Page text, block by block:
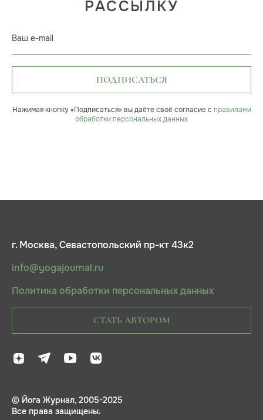
РАССЫЛКУ
Ваш e-mail
ПОДПИСАТЬСЯ
Нажимая кнопку «Подписаться» вы даёте своё согласие с правилами
обработки персональных данных
г. Москва, Севастопольский пр-кт 43к2
info@yogajournal.ru
Политика обработки персональных данных
СТАТЬ АВТОРОМ
© Йога Журнал, 2005-2025
Все права защищены.